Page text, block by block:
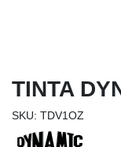
TINTA
SKU: TDV1OZ